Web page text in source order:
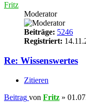
Fritz
Moderator
Beiträge: 5246
Registriert:
Re: Wissenswertes
Zitieren
Beitrag von Fritz »